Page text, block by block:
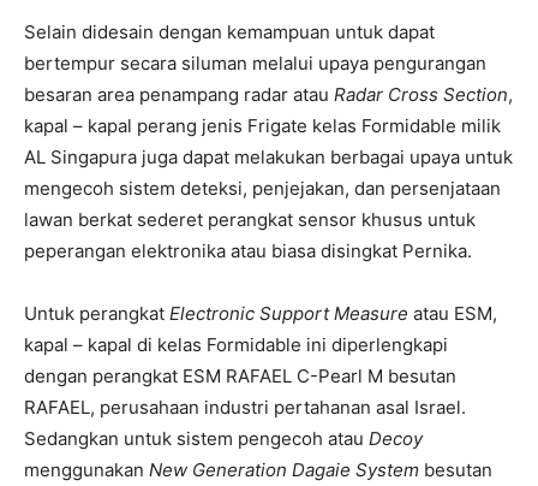
Selain didesain dengan kemampuan untuk dapat
bertempur secara siluman melalui upaya pengurangan
besaran area penampang radar atau Radar Cross Section,
kapal – kapal perang jenis Frigate kelas Formidable milik
AL Singapura juga dapat melakukan berbagai upaya untuk
mengecoh sistem deteksi, penjejakan, dan persenjataan
lawan berkat sederet perangkat sensor khusus untuk
peperangan elektronika atau biasa disingkat Pernika.
Untuk perangkat Electronic Support Measure atau ESM,
kapal – kapal di kelas Formidable ini diperlengkapi
dengan perangkat ESM RAFAEL C-Pearl M besutan
RAFAEL, perusahaan industri pertahanan asal Israel.
Sedangkan untuk sistem pengecoh atau Decoy
menggunakan New Generation Dagaie System besutan